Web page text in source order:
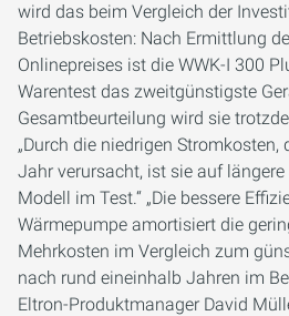
wird das beim Vergleich der
Betriebskosten: Nach Ermittlung
Onlinepreises ist die WWK-I 300
Warentest das zweitgünstigste
Gesamtbeurteilung wird sie
„Durch die niedrigen Stromkosten,
Jahr verursacht, ist sie auf
Modell im Test.“ „Die bessere
Wärmepumpe amortisiert die
Mehrkosten im Vergleich zum
nach rund eineinhalb Jahren im
Eltron-Produktmanager David